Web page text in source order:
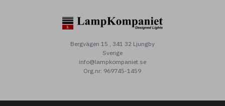
Bergvägen 15 , 341 32 Ljungby
Sverige
info@lampkompaniet.se
Org.nr: 969745-1459